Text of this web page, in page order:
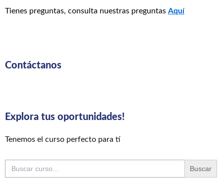
Tienes preguntas, consulta nuestras preguntas Aquí
Contáctanos
Explora tus oportunidades!
Tenemos el curso perfecto para tí
Buscar: